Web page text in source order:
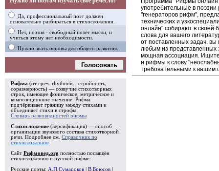
Да, профессиональный поэт должен
основательно разбираться в стихосложении.
Нет, поэзия - свободный полёт мысли, и
учиться этому нет необходимости.
Нужно знать основы для общего развития.
Голосовать
Рифма (от греч. rhythmós - стройность,
соразмерность) — созвучие стихотворных
строк, имеющее фоническое, метрическое и
композиционное значение. Рифма
подчёркивает границу между стихами и
объединяет стихи в строфы
Словарь разновидностей рифмы
Стихосложение (версификация) — способ
организации звукового состава стихотворной
речи. Подробнее см. Справочник по
стихосложению
Сайт Рифмовед.org полностью посвящён
стихосложению и русской рифме.
Русские поэты: А.П.Сумароков В.Брюсов
употребительные в
"генераторов рифм",
технических и
онлайн" собирают в своей
слова для вашего
от поставленных задач,
любым из
мощная ассоциация. Ищите
и рифмы к слову
требовательными к вашим